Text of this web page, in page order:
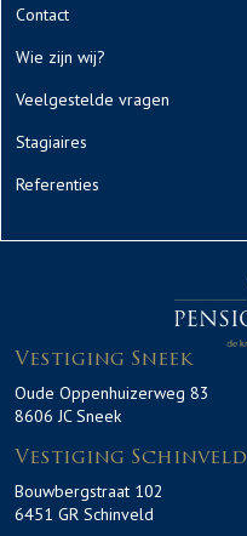
Contact
Wie zijn wij?
Veelgestelde vragen
Stagiaires
Referenties
Vestiging Sneek
Oude Oppenhuizerweg 83
8606 JC Sneek
Vestiging Schinveld
Bouwbergstraat 102
6451 GR Schinveld